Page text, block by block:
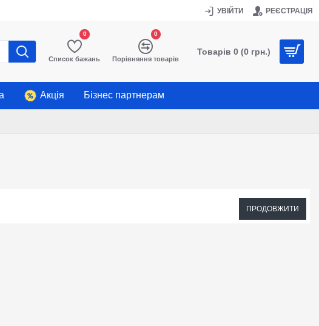
УВІЙТИ РЕЄСТРАЦІЯ
Список бажань
0
Порівняння товарів
0
Товарів 0 (0 грн.)
Акція Бізнес партнерам
ПРОДОВЖИТИ